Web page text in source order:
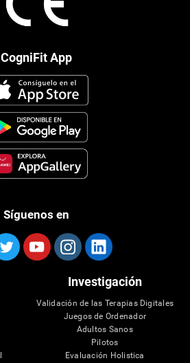
CogniFit App
Síguenos en
Investigación
Validación de las Terapias Digitales
Juegos de Ordenador
Adultos Sanos
Pilotos
Evaluación Holistica